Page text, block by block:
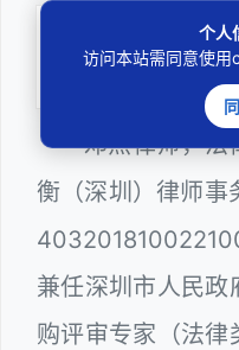
扎实
邓杰律师，法
衡（深圳）律师事
兼任深圳市人民政
购评审专家（法律
个人
访问本站需同意使用